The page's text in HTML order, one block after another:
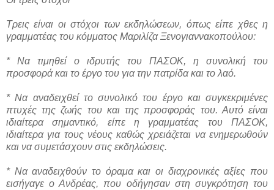
Τρεις είναι οι στόχοι των εκδηλώσεων, όπως είπε χθες η
γραμματέας του κόμματος Μαριλίζα Ξενογιαννακοπούλου:
* Να τιμηθεί ο ιδρυτής του ΠΑΣΟΚ, η συνολική του
προσφορά και το έργο του για την πατρίδα και το λαό.
* Να αναδειχθεί το συνολικό του έργο και συγκεκριμένες
πτυχές της ζωής του και της προσφοράς του. Αυτό είναι
ιδιαίτερα σημαντικό, είπε η γραμματέας του ΠΑΣΟΚ,
ιδιαίτερα για τους νέους καθώς χρειάζεται να ενημερωθούν
και να συμετάσχουν στις εκδηλώσεις.
* Να αναδειχθούν το όραμα και οι διαχρονικές αξίες που
εισήγαγε ο Ανδρέας, που οδήγησαν στη συγκρότηση του